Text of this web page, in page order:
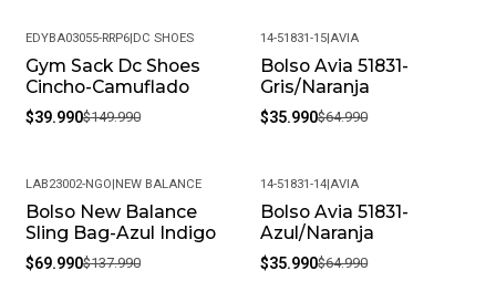
-73%
EDYBA03055-RRP6|DC SHOES
Gym Sack Dc Shoes
Cincho-Camuflado
$39.990$149.990
-45%
14-51831-15|AVIA
Bolso Avia 51831-
Gris/Naranja
$35.990$64.990
-49%
LAB23002-NGO|NEW BALANCE
Bolso New Balance
Sling Bag-Azul Indigo
$69.990$137.990
-45%
14-51831-14|AVIA
Bolso Avia 51831-
Azul/Naranja
$35.990$64.990